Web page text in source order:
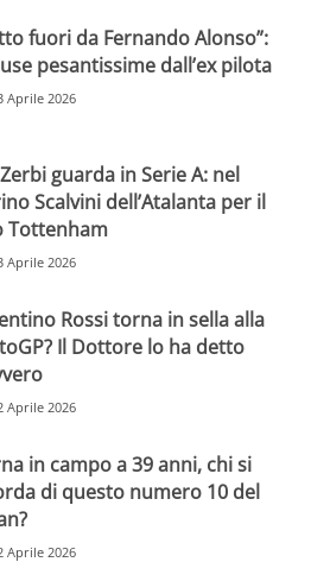
fuori da Fernando Alonso”:
pesantissime dall’ex pilota
Aprile 2026
guarda in Serie A: nel
Scalvini dell’Atalanta per il
Tottenham
Aprile 2026
Rossi torna in sella alla
Il Dottore lo ha detto
Aprile 2026
in campo a 39 anni, chi si
di questo numero 10 del
Aprile 2026